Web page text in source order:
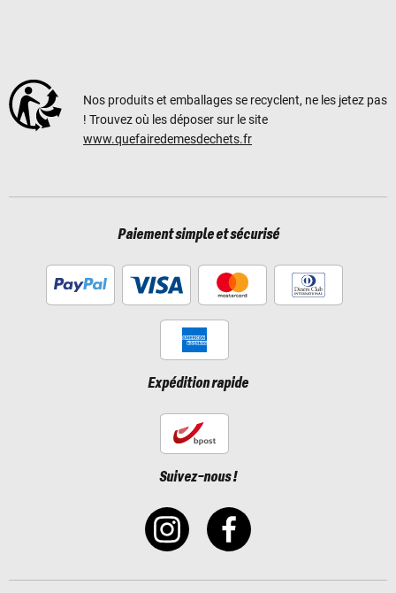
Nos produits et emballages se recyclent, ne les jetez pas
! Trouvez où les déposer sur le site
www.quefairedemesdechets.fr
Paiement simple et sécurisé
Expédition rapide
Suivez-nous !